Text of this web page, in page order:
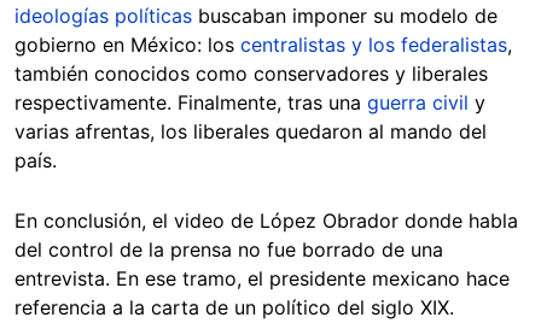
ideologías políticas buscaban imponer su modelo de
gobierno en México: los centralistas y los federalistas,
también conocidos como conservadores y liberales
respectivamente. Finalmente, tras una guerra civil y
varias afrentas, los liberales quedaron al mando del
país.
En conclusión, el video de López Obrador donde habla
del control de la prensa no fue borrado de una
entrevista. En ese tramo, el presidente mexicano hace
referencia a la carta de un político del siglo XIX.